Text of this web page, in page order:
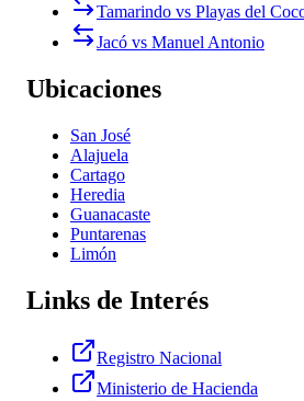
Tamarindo vs Playas del
Jacó vs Manuel Antonio
Ubicaciones
San José
Alajuela
Cartago
Heredia
Guanacaste
Puntarenas
Limón
Links de Interés
Registro Nacional
Ministerio de Hacienda